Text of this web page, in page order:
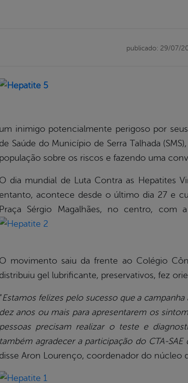
publicado: 29/07/
um inimigo potencialmente perigoso por
de Saúde do Município de Serra Talhada
população sobre os riscos e fazendo uma
O dia mundial de Luta Contra as Hepatites
entanto, acontece desde o último dia 27 e
Praça Sérgio Magalhães, no centro, com
O movimento saiu da frente ao Colégio
distribuiu gel lubrificante, preservativos, fez
“Estamos felizes pelo sucesso que a
dez anos ou mais para apresentarem os
pessoas precisam realizar o teste e
também agradecer a participação do CTA-
disse Aron Lourenço, coordenador do núcleo